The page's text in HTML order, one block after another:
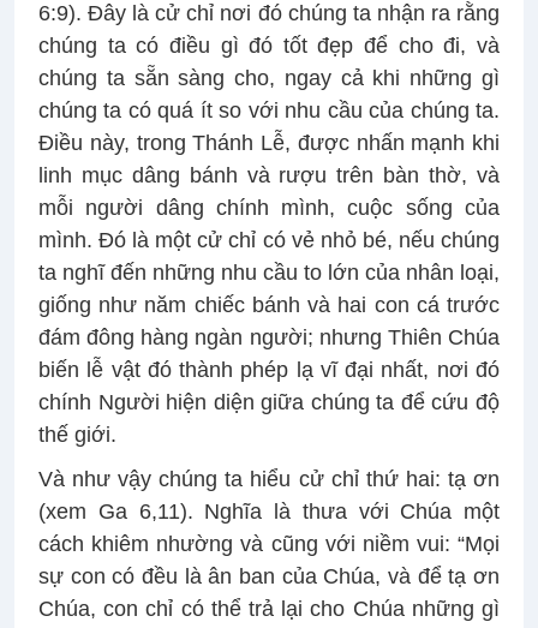
6:9). Đây là cử chỉ nơi đó chúng ta nhận ra rằng
chúng ta có điều gì đó tốt đẹp để cho đi, và
chúng ta sẵn sàng cho, ngay cả khi những gì
chúng ta có quá ít so với nhu cầu của chúng ta.
Điều này, trong Thánh Lễ, được nhấn mạnh khi
linh mục dâng bánh và rượu trên bàn thờ, và
mỗi người dâng chính mình, cuộc sống của
mình. Đó là một cử chỉ có vẻ nhỏ bé, nếu chúng
ta nghĩ đến những nhu cầu to lớn của nhân loại,
giống như năm chiếc bánh và hai con cá trước
đám đông hàng ngàn người; nhưng Thiên Chúa
biến lễ vật đó thành phép lạ vĩ đại nhất, nơi đó
chính Người hiện diện giữa chúng ta để cứu độ
thế giới.
Và như vậy chúng ta hiểu cử chỉ thứ hai: tạ ơn
(xem Ga 6,11). Nghĩa là thưa với Chúa một
cách khiêm nhường và cũng với niềm vui: “Mọi
sự con có đều là ân ban của Chúa, và để tạ ơn
Chúa, con chỉ có thể trả lại cho Chúa những gì